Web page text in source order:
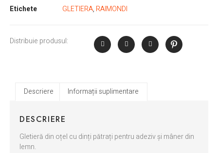
Etichete
GLETIERA, RAIMONDI
Distribuie produsul:
Descriere Informații suplimentare
DESCRIERE
Gletieră din oțel cu dinți pătrați pentru adeziv și mâner din
lemn.